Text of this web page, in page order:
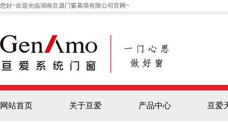
您好~欢迎光临湖南亘晟门窗幕墙有限公司官网~
网站首页 关于亘爱 产品中心 亘爱